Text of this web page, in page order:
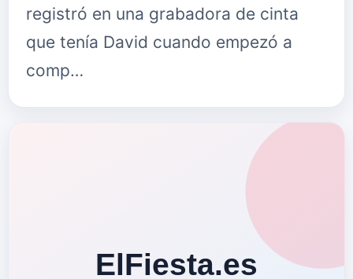
registró en una grabadora de cinta
que tenía David cuando empezó a
comp…